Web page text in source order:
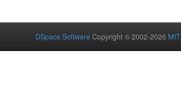
DSpace Software Copyright © 2002-2026 MIT